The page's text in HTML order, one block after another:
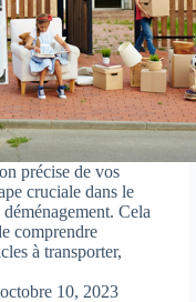
précise de vos
cruciale dans le
Cela
comprendre
à transporter,
octobre 10, 2023